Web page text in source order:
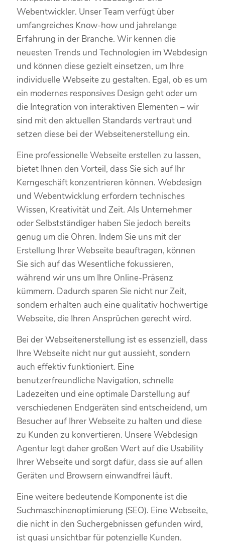
Webentwickler. Unser Team verfügt über
umfangreiches Know-how und jahrelange
Erfahrung in der Branche. Wir kennen die
neuesten Trends und Technologien im Webdesign
und können diese gezielt einsetzen, um Ihre
individuelle Webseite zu gestalten. Egal, ob es um
ein modernes responsives Design geht oder um
die Integration von interaktiven Elementen – wir
sind mit den aktuellen Standards vertraut und
setzen diese bei der Webseitenerstellung ein.
Eine professionelle Webseite erstellen zu lassen,
bietet Ihnen den Vorteil, dass Sie sich auf Ihr
Kerngeschäft konzentrieren können. Webdesign
und Webentwicklung erfordern technisches
Wissen, Kreativität und Zeit. Als Unternehmer
oder Selbstständiger haben Sie jedoch bereits
genug um die Ohren. Indem Sie uns mit der
Erstellung Ihrer Webseite beauftragen, können
Sie sich auf das Wesentliche fokussieren,
während wir uns um Ihre Online-Präsenz
kümmern. Dadurch sparen Sie nicht nur Zeit,
sondern erhalten auch eine qualitativ hochwertige
Webseite, die Ihren Ansprüchen gerecht wird.
Bei der Webseitenerstellung ist es essenziell, dass
Ihre Webseite nicht nur gut aussieht, sondern
auch effektiv funktioniert. Eine
benutzerfreundliche Navigation, schnelle
Ladezeiten und eine optimale Darstellung auf
verschiedenen Endgeräten sind entscheidend, um
Besucher auf Ihrer Webseite zu halten und diese
zu Kunden zu konvertieren. Unsere Webdesign
Agentur legt daher großen Wert auf die Usability
Ihrer Webseite und sorgt dafür, dass sie auf allen
Geräten und Browsern einwandfrei läuft.
Eine weitere bedeutende Komponente ist die
Suchmaschinenoptimierung (SEO). Eine Webseite,
die nicht in den Suchergebnissen gefunden wird,
ist quasi unsichtbar für potenzielle Kunden.